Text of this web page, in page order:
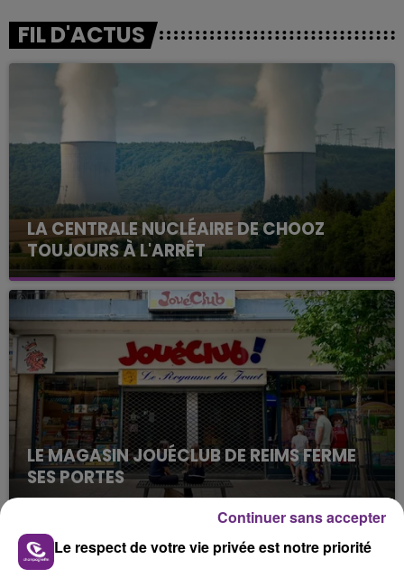
FIL D'ACTUS
LA CENTRALE NUCLÉAIRE DE CHOOZ
TOUJOURS À L'ARRÊT
Cela fait déjà une semaine que la centrale
nucléaire ardennaise est à l'arrêt. Une situation
justifiée par la sécheresse intense qui est toujours
présente.
LE MAGASIN JOUÉCLUB DE REIMS FERME
SES PORTES
C'était l'une des institutions du centre-ville
rémois. Le magasin JouéClub est contraint de
fermer ses portes.
TITRES DIFFUSÉS
Le respect de votre vie privée est notre priorité
Continuer sans accepter